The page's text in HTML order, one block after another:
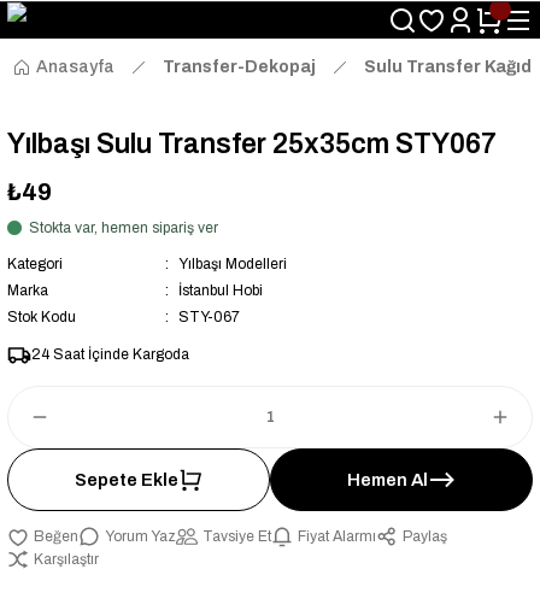
Size Özel "HG10" Kodu ile Sepette Hemen %10 İndirim Fırsatını
Kaçırmayın!
Anasayfa
Transfer-Dekopaj Sulu Transfer Kağıdı
Yılbaşı Sulu Transfer 25x35cm STY067
₺49
Stokta var, hemen sipariş ver
Kategori
Yılbaşı Modelleri
Marka
İstanbul Hobi
Stok Kodu
STY-067
24 Saat İçinde Kargoda
Sepete Ekle Hemen Al
Yorum Yaz Tavsiye Et Fiyat Alarmı
Paylaş
Karşılaştır